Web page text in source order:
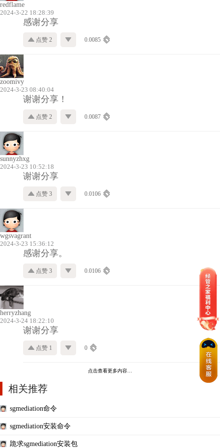
redflame
2024-3-22 18:28:39
感谢分享
点赞 2 0.0085
zoomivy
2024-3-23 08:40:04
谢谢分享！
点赞 2 0.0087
sunnyzhxg
2024-3-23 10:52:18
谢谢分享
点赞 3 0.0106
wgsvagrant
2024-3-23 15:36:12
感谢分享。
点赞 3 0.0106
herryzhang
2024-3-24 18:22:10
谢谢分享
点赞 1 0
点击查看更多内容…
相关推荐
sgmediation命令
sgmediation安装命令
跪求sgmediation安装包